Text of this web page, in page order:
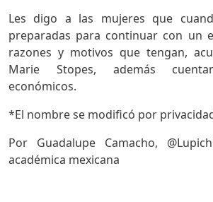
Les digo a las mujeres que
preparadas para continuar con un
razones y motivos que tengan,
Marie Stopes, además
económicos.
*El nombre se modificó por
Por Guadalupe Camacho,
académica mexicana